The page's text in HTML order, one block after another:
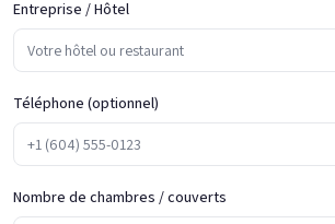
Entreprise / Hôtel
Téléphone (optionnel)
Nombre de chambres / couverts